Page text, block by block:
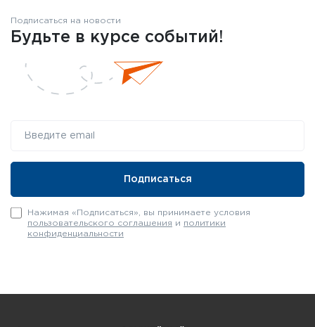
Подписаться на новости
Будьте в курсе событий!
Нажимая «Подписаться», вы принимаете условия
пользовательского соглашения и политики
конфиденциальности